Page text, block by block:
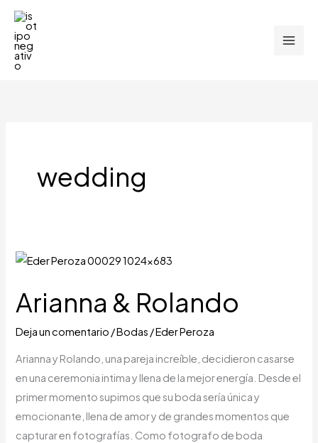
contenido
wedding
Arianna & Rolando
Deja un comentario /Bodas /Eder Peroza
Arianna y Rolando, una pareja increíble, decidieron casarse
en una ceremonia intima y llena de la mejor energía. Desde el
primer momento supimos que su boda sería única y
emocionante, llena de amor y de grandes momentos que
capturar en fotografías. Como fotografo de boda
Arianna
Rolando